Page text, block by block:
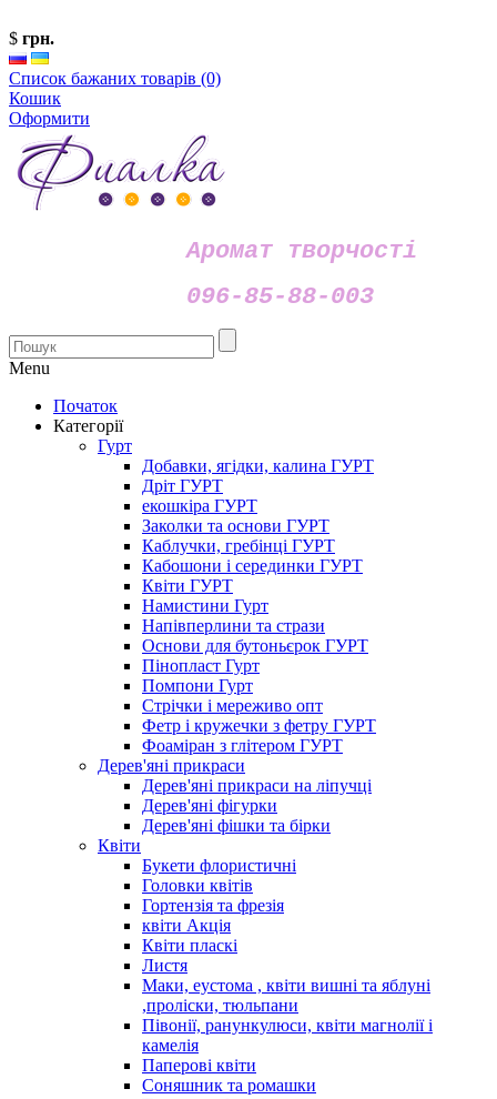
$ грн.
Список бажаних товарів (0)
Кошик
Оформити
Аромат творчості
096-85-88-003
Menu
Початок
Категорії
Гурт
Добавки, ягідки, калина ГУРТ
Дріт ГУРТ
екошкіра ГУРТ
Заколки та основи ГУРТ
Каблучки, гребінці ГУРТ
Кабошони і серединки ГУРТ
Квіти ГУРТ
Намистини Гурт
Напівперлини та стрази
Основи для бутоньєрок ГУРТ
Пінопласт Гурт
Помпони Гурт
Стрічки і мереживо опт
Фетр і кружечки з фетру ГУРТ
Фоаміран з глітером ГУРТ
Дерев'яні прикраси
Дерев'яні прикраси на ліпучці
Дерев'яні фігурки
Дерев'яні фішки та бірки
Квіти
Букети флористичні
Головки квітів
Гортензія та фрезія
квіти Акція
Квіти пласкі
Листя
Маки, еустома , квіти вишні та яблуні
,проліски, тюльпани
Півонії, ранункулюси, квіти магнолії і
камелія
Паперові квіти
Соняшник та ромашки